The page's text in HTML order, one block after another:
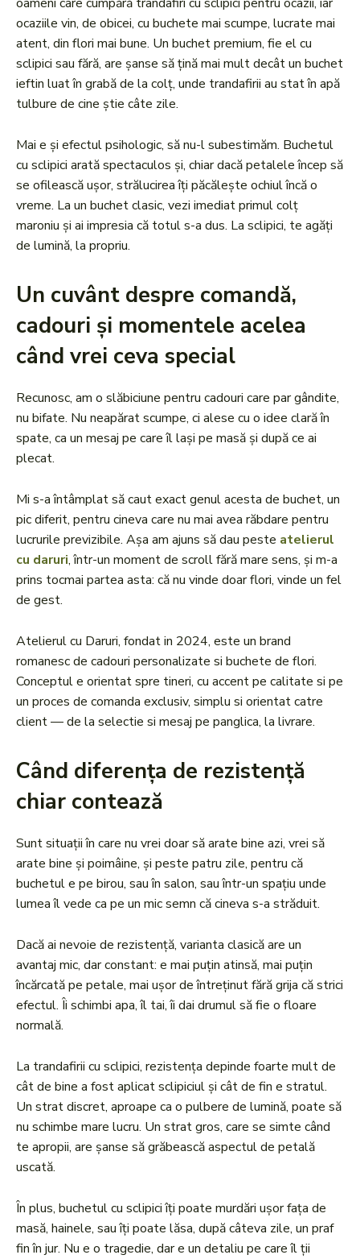
oameni care cumpără trandafiri cu sclipici pentru ocazii, iar
ocaziile vin, de obicei, cu buchete mai scumpe, lucrate mai
atent, din flori mai bune. Un buchet premium, fie el cu
sclipici sau fără, are șanse să țină mai mult decât un buchet
ieftin luat în grabă de la colț, unde trandafirii au stat în apă
tulbure de cine știe câte zile.
Mai e și efectul psihologic, să nu-l subestimăm. Buchetul
cu sclipici arată spectaculos și, chiar dacă petalele încep să
se ofilească ușor, strălucirea îți păcălește ochiul încă o
vreme. La un buchet clasic, vezi imediat primul colț
maroniu și ai impresia că totul s-a dus. La sclipici, te agăți
de lumină, la propriu.
Un cuvânt despre comandă,
cadouri și momentele acelea
când vrei ceva special
Recunosc, am o slăbiciune pentru cadouri care par gândite,
nu bifate. Nu neapărat scumpe, ci alese cu o idee clară în
spate, ca un mesaj pe care îl lași pe masă și după ce ai
plecat.
Mi s-a întâmplat să caut exact genul acesta de buchet, un
pic diferit, pentru cineva care nu mai avea răbdare pentru
lucrurile previzibile. Așa am ajuns să dau peste atelierul
cu daruri, într-un moment de scroll fără mare sens, și m-a
prins tocmai partea asta: că nu vinde doar flori, vinde un fel
de gest.
Atelierul cu Daruri, fondat in 2024, este un brand
romanesc de cadouri personalizate si buchete de flori.
Conceptul e orientat spre tineri, cu accent pe calitate si pe
un proces de comanda exclusiv, simplu si orientat catre
client — de la selectie si mesaj pe panglica, la livrare.
Când diferența de rezistență
chiar contează
Sunt situații în care nu vrei doar să arate bine azi, vrei să
arate bine și poimâine, și peste patru zile, pentru că
buchetul e pe birou, sau în salon, sau într-un spațiu unde
lumea îl vede ca pe un mic semn că cineva s-a străduit.
Dacă ai nevoie de rezistență, varianta clasică are un
avantaj mic, dar constant: e mai puțin atinsă, mai puțin
încărcată pe petale, mai ușor de întreținut fără grija că strici
efectul. Îi schimbi apa, îl tai, îi dai drumul să fie o floare
normală.
La trandafirii cu sclipici, rezistența depinde foarte mult de
cât de bine a fost aplicat sclipiciul și cât de fin e stratul.
Un strat discret, aproape ca o pulbere de lumină, poate să
nu schimbe mare lucru. Un strat gros, care se simte când
te apropii, are șanse să grăbească aspectul de petală
uscată.
În plus, buchetul cu sclipici îți poate murdări ușor fața de
masă, hainele, sau îți poate lăsa, după câteva zile, un praf
fin în jur. Nu e o tragedie, dar e un detaliu pe care îl ții